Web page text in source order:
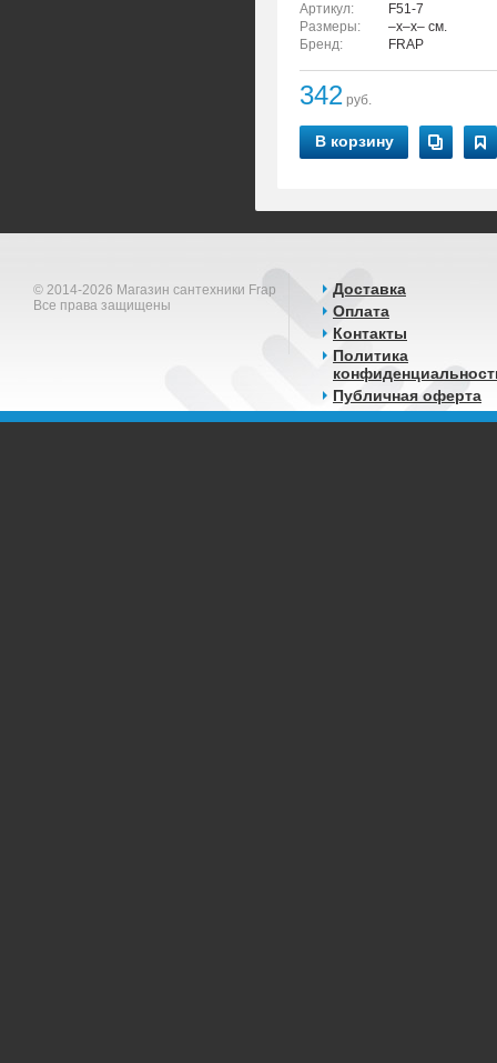
Артикул:
F51-7
Размеры:
–x–x– см.
Бренд:
FRAP
342 руб.
В корзину
© 2014-2026 Магазин сантехники Frap
Все права защищены
Доставка
Оплата
Контакты
Политика
Публичная оферта